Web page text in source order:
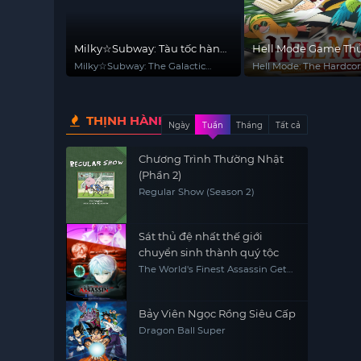
Milky☆Subway: Tàu tốc hành
thiên hà – Phim điện ảnh
Milky☆Subway: The Galactic
Hell Mode Game
Chúng Tung Hoành
Giới Hỗn Nguyên
Hell Mode: The
THỊNH HÀNHNgày Tuần Tháng Tất cả
Chương Trình Thường Nhật
(Phần 2)
Regular Show (Season 2)
Sát thủ đệ nhất thế giới
chuyển sinh thành quý tộc
The World's Finest Assassin Gets
Tensei suru
Bảy Viên Ngọc Rồng Siêu Cấp
Dragon Ball Super